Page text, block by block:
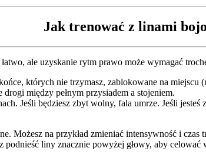
Jak trenować z linami
ale uzyskanie rytm prawo może wymagać
których nie trzymasz, zablokowane na miejscu
między pełnym przysiadem a stojeniem.
Jeśli będziesz zbyt wolny, fala umrze. Jeśli
Możesz na przykład zmieniać intensywność i
liny znacznie powyżej głowy, aby